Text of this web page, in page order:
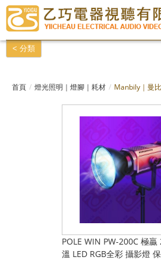
< 分類
首頁 燈光照明｜燈腳｜耗材 Manbily｜曼
POLE WIN PW-200C 極
溫 LED RGB全彩 攝影燈